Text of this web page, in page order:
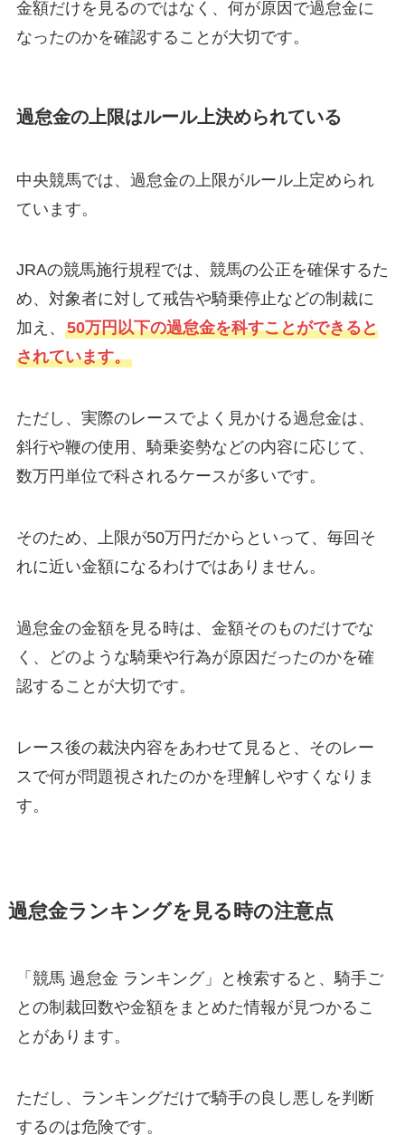
金額だけを見るのではなく、何が原因で過怠金に
なったのかを確認することが大切です。
過怠金の上限はルール上決められている
中央競馬では、過怠金の上限がルール上定められ
ています。
JRAの競馬施行規程では、競馬の公正を確保するた
め、対象者に対して戒告や騎乗停止などの制裁に
加え、 50万円以下の過怠金を科すことができると
されています。
ただし、実際のレースでよく見かける過怠金は、
斜行や鞭の使用、騎乗姿勢などの内容に応じて、
数万円単位で科されるケースが多いです。
そのため、上限が50万円だからといって、毎回そ
れに近い金額になるわけではありません。
過怠金の金額を見る時は、金額そのものだけでな
く、どのような騎乗や行為が原因だったのかを確
認することが大切です。
レース後の裁決内容をあわせて見ると、そのレー
スで何が問題視されたのかを理解しやすくなりま
す。
過怠金ランキングを見る時の注意点
「競馬 過怠金 ランキング」と検索すると、騎手ご
との制裁回数や金額をまとめた情報が見つかるこ
とがあります。
ただし、ランキングだけで騎手の良し悪しを判断
するのは危険です。